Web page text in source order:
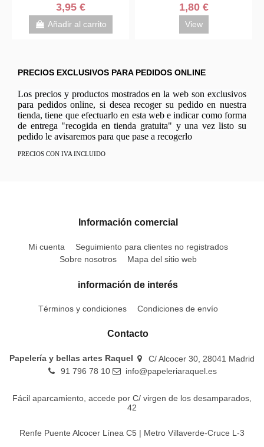
Añadir al carrito
PRECIOS EXCLUSIVOS PARA PEDIDOS ONLINE
Los precios y productos mostrados en la web son exclusivos
para pedidos online, si desea recoger su pedido en nuestra
tienda, tiene que efectuarlo en esta web e indicar como forma
de entrega "recogida en tienda gratuita" y una vez listo su
pedido le avisaremos para que pase a recogerlo
PRECIOS CON IVA INCLUIDO
Información comercial
Mi cuenta
Seguimiento para clientes no registrados
Sobre nosotros
Mapa del sitio web
información de interés
Términos y condiciones Condiciones de envío
Contacto
Papelería y bellas artes Raquel
C/ Alcocer 30, 28041 Madrid
91 796 78 10
info@papeleriaraquel.es
Fácil aparcamiento, accede por C/ virgen de los desamparados,
42
Renfe Puente Alcocer Línea C5 | Metro Villaverde-Cruce L-3